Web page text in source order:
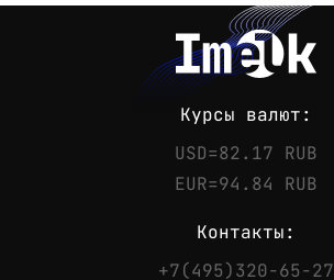
Курсы валют:
USD=82.17 RUB
EUR=94.84 RUB
Контакты:
+7(495)320-65-27